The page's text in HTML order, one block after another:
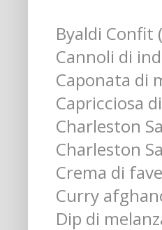
Byaldi Confit
Cannoli di
Caponata di
Capricciosa
Charleston
Charleston
Crema di
Curry
Dip di